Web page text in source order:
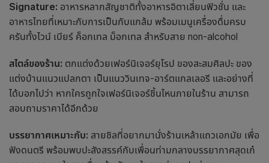
Signature: อาหารหลากสัญชาติทั้งอาหารอิตาเลี่ยนฟิวชั่น และ
อาหารไทยที่เหมาะกับการเป็นกับแกล้ม พร้อมเมนูเครื่องดื่มครบ
ครันทั้งไวน์ เบียร์ ค็อกเทล ม็อกเทล สำหรับสาย non-alcohol
สไตล์ของร้าน: ตกแต่งด้วยเฟอร์นิเจอร์ยุโรป ของสะสมศิลปะ ของ
แต่งบ้านแนวแปลกตา เป็นแนววินเทจ-อาร์ตแกลเลอรี และอย่างที่
ได้บอกไปว่า หากใครถูกใจเฟอร์นิเจอร์ชิ้นไหนภายในร้าน สามารถ
สอบถามราคาได้อีกด้วย
บรรยากาศเหมาะกับ: สายชิลที่อยากมานั่งร้านเหล้าแถวเอกมัย เพื่อ
ฟังดนตรี พร้อมพบปะสังสรรค์กับเพื่อนท่ามกลางบรรยากาศสุดเก๋